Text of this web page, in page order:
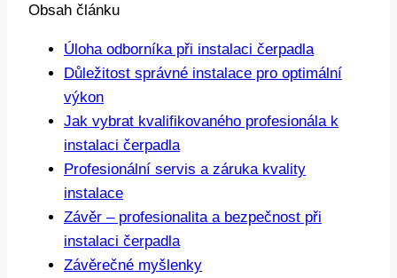
Obsah článku
Úloha odborníka při instalaci čerpadla
Důležitost správné instalace pro optimální
výkon
Jak vybrat kvalifikovaného profesionála k
instalaci čerpadla
Profesionální servis a záruka kvality
instalace
Závěr – profesionalita a bezpečnost při
instalaci čerpadla
Závěrečné myšlenky